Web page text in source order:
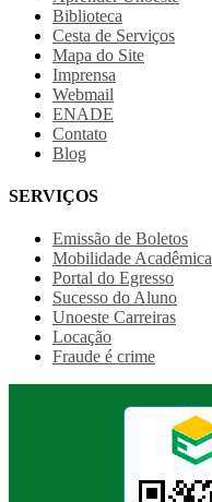
Biblioteca
Cesta de Serviços
Mapa do Site
Imprensa
Webmail
ENADE
Contato
Blog
SERVIÇOS
Emissão de Boletos
Mobilidade Acadêmica
Portal do Egresso
Sucesso do Aluno
Unoeste Carreiras
Locação
Fraude é crime